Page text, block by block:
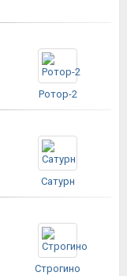
Ротор-2
Сатурн
Строгино